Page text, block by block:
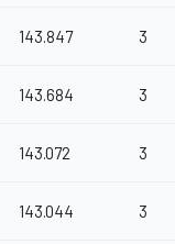
143.847 3
143.684 3
143.072 3
143.044 3